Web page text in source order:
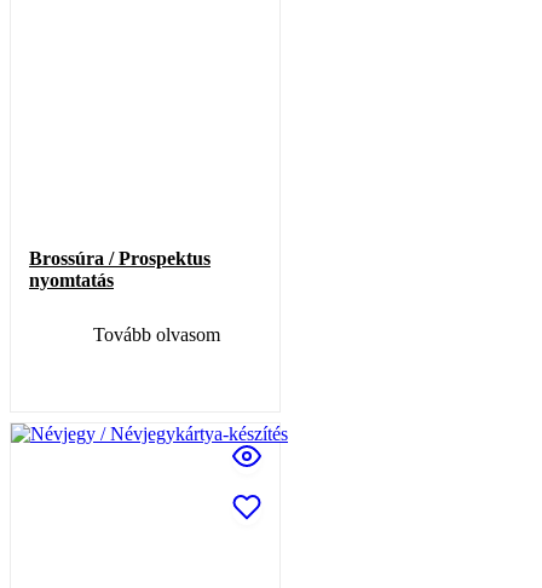
Brossúra / Prospektus
nyomtatás
Tovább olvasom